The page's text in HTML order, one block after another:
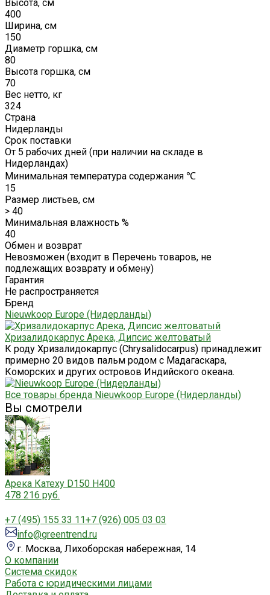
Высота, см
400
Ширина, см
150
Диаметр горшка, см
80
Высота горшка, см
70
Вес нетто, кг
324
Страна
Нидерланды
Срок поставки
От 5 рабочих дней (при наличии на складе в
Нидерландах)
Минимальная температура содержания ℃
15
Размер листьев, см
> 40
Минимальная влажность %
40
Обмен и возврат
Невозможен (входит в Перечень товаров, не
подлежащих возврату и обмену)
Гарантия
Не распространяется
Бренд
Nieuwkoop Europe (Нидерланды)
Хризалидокарпус Арека, Дипсис желтоватый
К роду Хризалидокарпус (Chrysalidocarpus) принадлежит
примерно 20 видов пальм родом с Мадагаскара,
Коморских и других островов Индийского океана.
Все товары бренда Nieuwkoop Europe (Нидерланды)
Вы смотрели
Арека Катеху D150 H400
478 216 руб.
+7 (495) 155 33 11+7 (926) 005 03 03
info@greentrend.ru
г. Москва, Лихоборская набережная, 14
О компании
Система скидок
Работа с юридическими лицами